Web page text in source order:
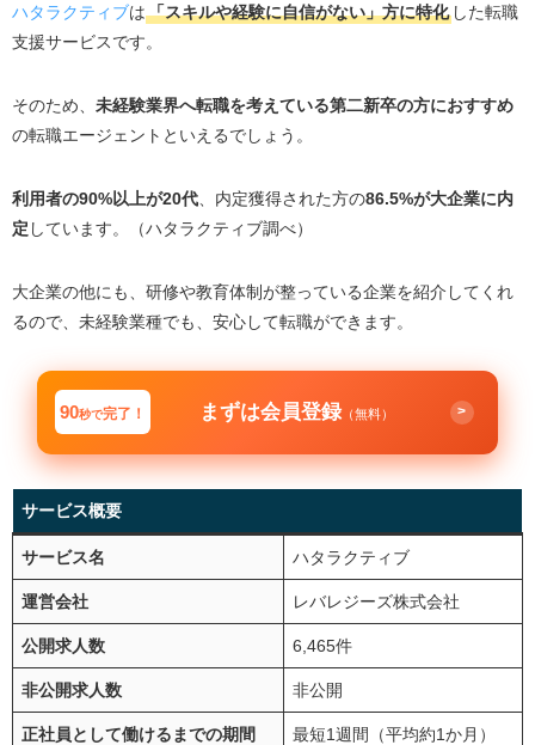
ハタラクティブは「スキルや経験に自信がない」方に特化した転職
支援サービスです。
そのため、 未経験業界へ転職を考えている第二新卒の方におすすめ
の転職エージェントといえるでしょう。
利用者の90%以上が20代、内定獲得された方の86.5%が大企業に内
定 しています。（ハタラクティブ調べ）
大企業の他にも、研修や教育体制が整っている企業を紹介してくれ
るので、未経験業種でも、安心して転職ができます。
90秒で完了！ まずは会員登録（無料） >
サービス概要
サービス名 ハタラクティブ
運営会社 レバレジーズ株式会社
公開求人数 6,465件
非公開求人数 非公開
正社員として働けるまでの期間 最短1週間（平均約1か月）